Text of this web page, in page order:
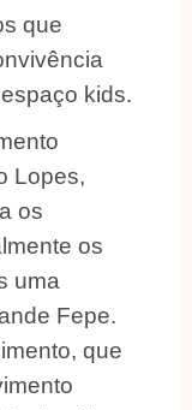
que
kids.
Lopes,
os
os
uma
Fepe.
que